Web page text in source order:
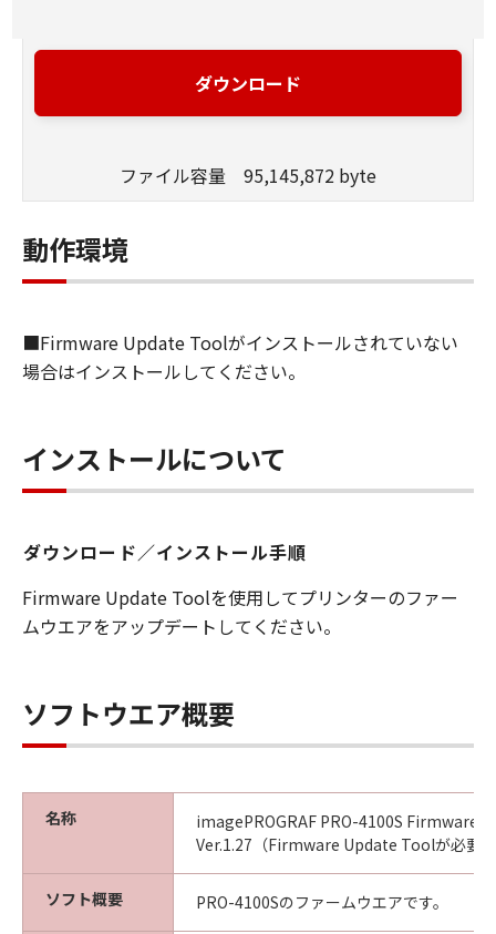
とは、「許諾ソフトウエア」をコンピュー
タの記憶媒体上にインストールすること、
と、アクセスすること、読み出すこと、も
しくは実行することのいずれも含むものと
します）することができます。お客様はま
た、お客様が「プリンタ」を使用すること
に、本契約の条件の下で、「許諾ソフトウ
エア」を使用させることができます。その
べての責任を負っていただくものとしま
す。 (2) お客様は、再使用許諾、譲渡、頒
「本ソフトウエア」を使用もしくは利用さ
せることはできません。
(3) お客様は、「本ソフトウエア」の全部
または一部を修正、改変、リバース・エン
ンブル等することはできません。また第三
者にこのような行為をさせてはなりませ
ん。
(4) 本契約に明示的に定める場合を除き、
キヤノンは「本ソフトウエア」に関する知
的財産権のいかなる権利もお客様に付与す
るものではありません。
所有権
ダウンロード
ファイル容量 95,145,872 byte
動作環境
■Firmware Update Toolがインストールされていない
場合はインストールしてください。
インストールについて
ダウンロード／インストール手順
Firmware Update Toolを使用してプリンターのファー
ムウエアをアップデートしてください。
ソフトウエア概要
名称
imagePROGRAF PRO-4100S Firmware
Ver.1.27（Firmware Update Toolが必要）
ソフト概要 PRO-4100Sのファームウエアです。